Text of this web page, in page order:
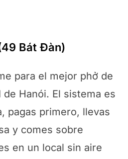
Bát Đàn)
para el mejor phở de
Hanói. El sistema es
pagas primero, llevas
y comes sobre
en un local sin aire